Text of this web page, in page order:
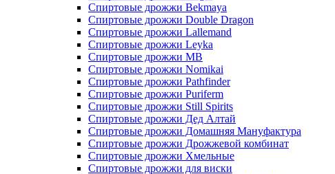
Спиртовые дрожжи Bekmaya
Спиртовые дрожжи Double Dragon
Спиртовые дрожжи Lallemand
Спиртовые дрожжи Leyka
Спиртовые дрожжи MB
Спиртовые дрожжи Nomikai
Спиртовые дрожжи Pathfinder
Спиртовые дрожжи Puriferm
Спиртовые дрожжи Still Spirits
Спиртовые дрожжи Дед Алтай
Спиртовые дрожжи Домашняя Мануфактура
Спиртовые дрожжи Дрожжевой комбинат
Спиртовые дрожжи Хмельные
Спиртовые дрожжи для виски